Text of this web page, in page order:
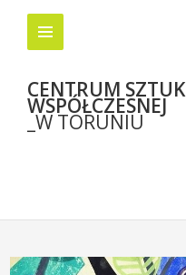
CENTRUM
WSPÓŁCZESNEJ
_W TORUNIU